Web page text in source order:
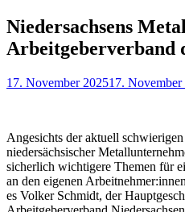
Niedersachsens
Arbeitgeberverband
17. November 202517. November
Angesichts der aktuell
niedersächsischer
sicherlich wichtigere Themen für
an den eigenen
es Volker Schmidt, der